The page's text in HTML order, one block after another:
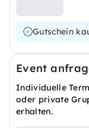
Gutschein
Event
Individuelle
oder private
erhalten.